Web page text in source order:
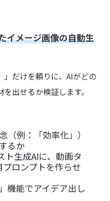
イメージ画像の自動生
」だけを頼りに、AIがどの
出せるか検証します。
（例：「効率化」）
るか
ト生成AIに、動画タ
ロンプトを作らせ
能でアイデア出し